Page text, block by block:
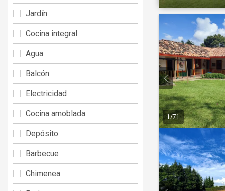
1/71
Jardín
Cocina integral
Agua
Balcón
Electricidad
Cocina amoblada
Depósito
Barbecue
Chimenea